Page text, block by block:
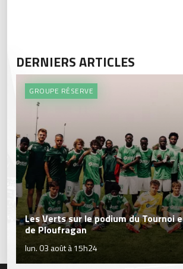
DERNIERS ARTICLES
GROUPE RÉSERVE
Les Verts sur le podium du Tournoi
de Ploufragan
lun. 03 août à 15h24